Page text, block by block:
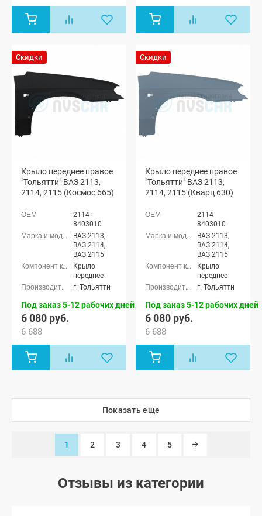
Скидки
Крыло переднее правое
"Тольятти" ВАЗ 2113,
2114, 2115 (Космос 665)
2114-
8403010
ВАЗ 2113,
ВАЗ 2114,
ВАЗ 2115
Крыло
переднее
г. Тольятти
Под заказ 5-12 рабочих дней
6 080 руб.
6 688
Скидки
Крыло переднее правое
"Тольятти" ВАЗ 2113,
2114, 2115 (Кварц 630)
2114-
8403010
ВАЗ 2113,
ВАЗ 2114,
ВАЗ 2115
Крыло
переднее
г. Тольятти
Под заказ 5-12 рабочих дней
6 080 руб.
6 688
Показать еще
1 2 3 4 5
Отзывы из категории